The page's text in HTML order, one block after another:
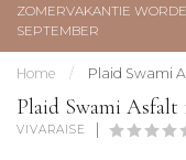
ZOMERVAKANTIE
SEPTEMBER
Home / Plaid Swami
Plaid Swami Asfalt
VIVARAISE